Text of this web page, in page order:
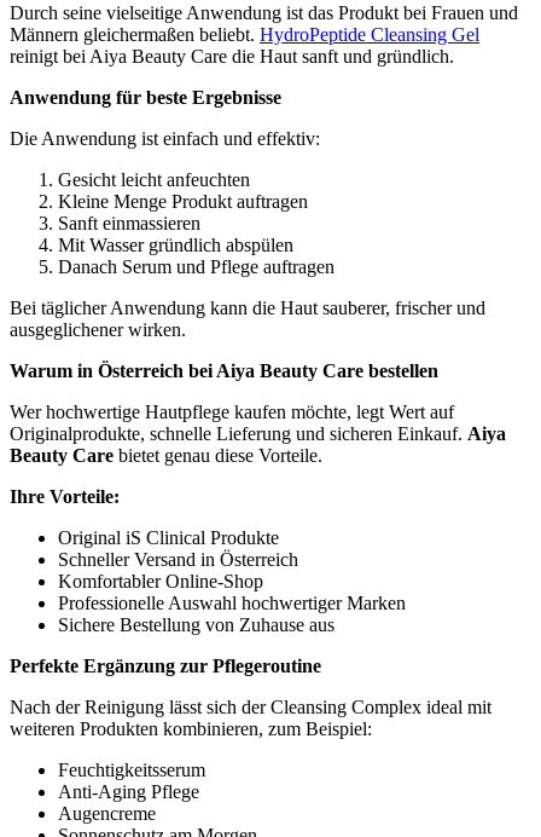
Durch seine vielseitige Anwendung ist das Produkt bei Frauen und
Männern gleichermaßen beliebt. HydroPeptide Cleansing Gel
reinigt bei Aiya Beauty Care die Haut sanft und gründlich.
Anwendung für beste Ergebnisse
Die Anwendung ist einfach und effektiv:
Gesicht leicht anfeuchten
Kleine Menge Produkt auftragen
Sanft einmassieren
Mit Wasser gründlich abspülen
Danach Serum und Pflege auftragen
Bei täglicher Anwendung kann die Haut sauberer, frischer und
ausgeglichener wirken.
Warum in Österreich bei Aiya Beauty Care bestellen
Wer hochwertige Hautpflege kaufen möchte, legt Wert auf
Originalprodukte, schnelle Lieferung und sicheren Einkauf. Aiya
Beauty Care bietet genau diese Vorteile.
Ihre Vorteile:
Original iS Clinical Produkte
Schneller Versand in Österreich
Komfortabler Online-Shop
Professionelle Auswahl hochwertiger Marken
Sichere Bestellung von Zuhause aus
Perfekte Ergänzung zur Pflegeroutine
Nach der Reinigung lässt sich der Cleansing Complex ideal mit
weiteren Produkten kombinieren, zum Beispiel:
Feuchtigkeitsserum
Anti-Aging Pflege
Augencreme